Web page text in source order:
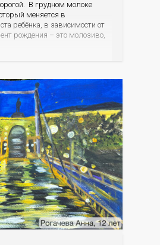
В грудном молоке
меняется в
ребёнка, в зависимости от
рождения – это молозиво,